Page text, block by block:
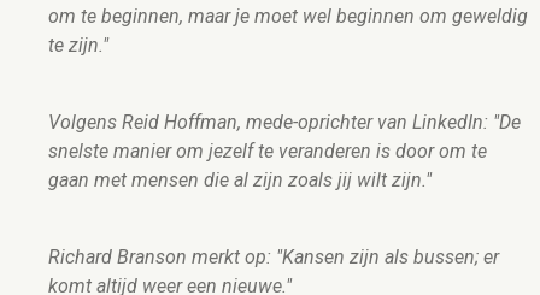
om te beginnen, maar je moet wel beginnen om geweldig
te zijn."
Volgens Reid Hoffman, mede-oprichter van LinkedIn: "De
snelste manier om jezelf te veranderen is door om te
gaan met mensen die al zijn zoals jij wilt zijn."
Richard Branson merkt op: "Kansen zijn als bussen; er
komt altijd weer een nieuwe."